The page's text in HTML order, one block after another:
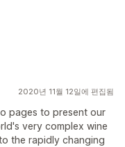
2020년 11월 12일에 편집됨
pages to present our
very complex wine
the rapidly changing